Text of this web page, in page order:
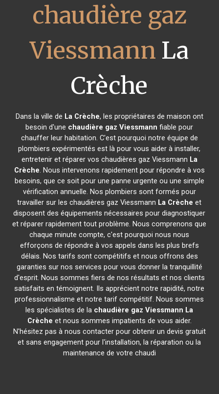
chaudière gaz
Viessmann La
Crèche
Dans la ville de La Crèche, les propriétaires de maison ont
besoin d'une chaudière gaz Viessmann fiable pour
chauffer leur habitation. C'est pourquoi notre équipe de
plombiers expérimentés est là pour vous aider à installer,
entretenir et réparer vos chaudières gaz Viessmann La
Crèche. Nous intervenons rapidement pour répondre à vos
besoins, que ce soit pour une panne urgente ou une simple
vérification annuelle. Nos plombiers sont formés pour
travailler sur les chaudières gaz Viessmann La Crèche et
disposent des équipements nécessaires pour diagnostiquer
et réparer rapidement tout problème. Nous comprenons que
chaque minute compte, c'est pourquoi nous nous
efforçons de répondre à vos appels dans les plus brefs
délais. Nos tarifs sont compétitifs et nous offrons des
garanties sur nos services pour vous donner la tranquillité
d'esprit. Nous sommes fiers de nos résultats et nos clients
satisfaits en témoignent. Ils apprécient notre rapidité, notre
professionnalisme et notre tarif compétitif. Nous sommes
les spécialistes de la chaudière gaz Viessmann La
Crèche et nous sommes impatients de vous aider.
N'hésitez pas à nous contacter pour obtenir un devis gratuit
et sans engagement pour l'installation, la réparation ou la
maintenance de votre chaudi